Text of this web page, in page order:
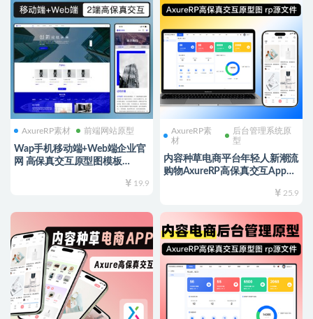
AxureRP素材 前端网站原型
Wap手机移动端+Web端企业官
网 高保真交互原型图模板
19.9
AxureRP素
材
后台管理系统原
型
内容种草电商平台年轻人新潮流
购物AxureRP高保真交互App用
25.9